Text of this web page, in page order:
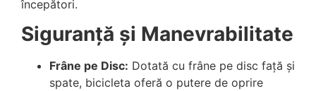
începători.
Siguranță și Manevrabilitate
Frâne pe Disc: Dotată cu frâne pe disc față și
spate, bicicleta oferă o putere de oprire